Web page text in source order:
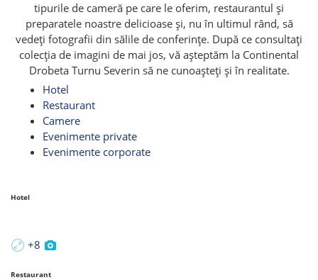
tipurile de cameră pe care le oferim, restaurantul și
preparatele noastre delicioase și, nu în ultimul rând, să
vedeți fotografii din sălile de conferințe. După ce consultați
colecția de imagini de mai jos, vă așteptăm la Continental
Drobeta Turnu Severin să ne cunoașteți și în realitate.
Hotel
Restaurant
Camere
Evenimente private
Evenimente corporate
Hotel
+8
Restaurant